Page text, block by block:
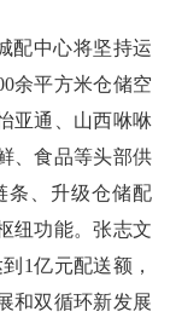
配中心将坚持运
余平方米仓储空
亚通、山西咻咻
、食品等头部供
条、升级仓储配
纽功能。张志文
1亿元配送额，
和双循环新发展